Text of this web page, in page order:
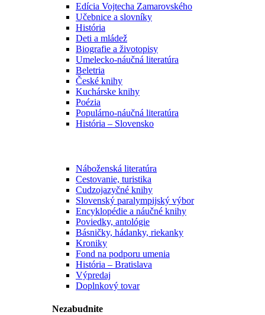
Edícia Vojtecha Zamarovského
Učebnice a slovníky
História
Deti a mládež
Biografie a životopisy
Umelecko-náučná literatúra
Beletria
České knihy
Kuchárske knihy
Poézia
Populárno-náučná literatúra
História – Slovensko
Náboženská literatúra
Cestovanie, turistika
Cudzojazyčné knihy
Slovenský paralympijský výbor
Encyklopédie a náučné knihy
Poviedky, antológie
Básničky, hádanky, riekanky
Kroniky
Fond na podporu umenia
História – Bratislava
Výpredaj
Doplnkový tovar
Nezabudnite